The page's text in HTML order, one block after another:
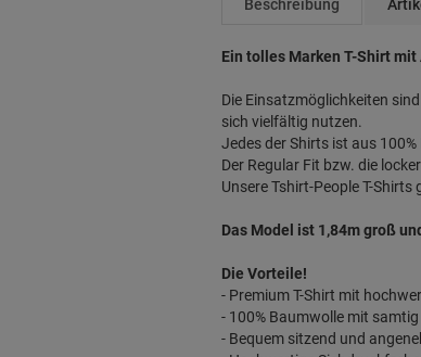
Beschreibung
Ein tolles Marken T-Shirt mit
Die Einsatzmöglichkeiten
sich vielfältig nutzen.
Jedes der Shirts ist aus
Der Regular Fit bzw. die
Unsere Tshirt-People T-
Das Model ist 1,84m groß
Die Vorteile!
- Premium T-Shirt mit
- 100% Baumwolle mit
- Bequem sitzend und